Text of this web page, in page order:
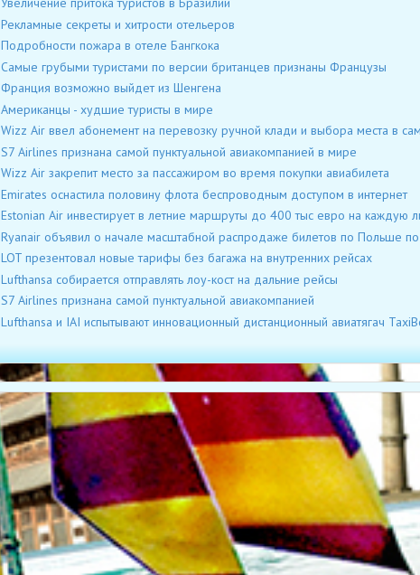
Рекламные секреты и хитрости отельеров
Подробности пожара в отеле Бангкока
Самые грубыми туристами по версии британцев признаны Французы
Франция возможно выйдет из Шенгена
Американцы - худшие туристы в мире
Wizz Air ввел абонемент на перевозку ручной клади и выбора места в
S7 Airlines признана самой пунктуальной авиакомпанией в мире
Wizz Air закрепит место за пассажиром во время покупки авиабилета
Emirates оснастила половину флота беспроводным доступом в интернет
Estonian Air инвестирует в летние маршруты до 400 тыс евро на каждую
Ryanair объявил о начале масштабной распродаже билетов по Польше
LOT презентовал новые тарифы без багажа на внутренних рейсах
Lufthansa собирается отправлять лоу-кост на дальние рейсы
S7 Airlines признана самой пунктуальной авиакомпанией
Lufthansa и IAI испытывают инновационный дистанционный авиатягач